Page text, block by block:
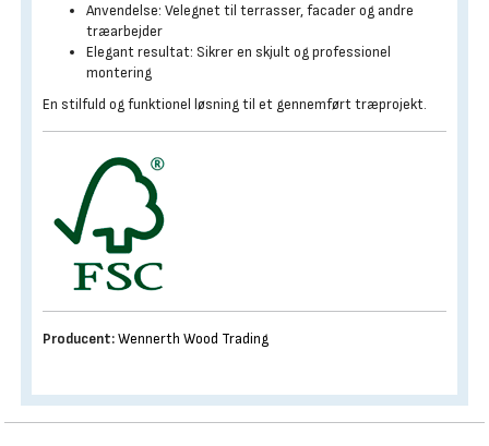
Anvendelse: Velegnet til terrasser, facader og andre
træarbejder
Elegant resultat: Sikrer en skjult og professionel
montering
En stilfuld og funktionel løsning til et gennemført træprojekt.
Producent:Wennerth Wood Trading